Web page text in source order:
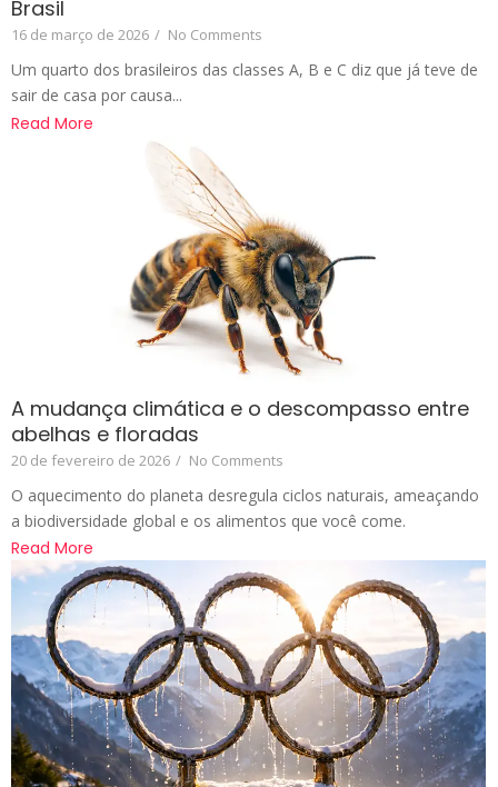
Brasil
16 de março de 2026 / No Comments
Um quarto dos brasileiros das classes A, B e C diz que já teve de
sair de casa por causa...
Read More
A mudança climática e o descompasso entre
abelhas e floradas
20 de fevereiro de 2026 / No Comments
O aquecimento do planeta desregula ciclos naturais, ameaçando
a biodiversidade global e os alimentos que você come.
Read More